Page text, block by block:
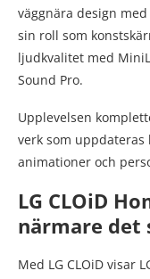
väggnära design
sin roll som
ljudkvalitet med
Sound Pro.
Upplevelsen
verk som
animationer och
LG CLOiD
närmare det
Med LG CLOiD visar